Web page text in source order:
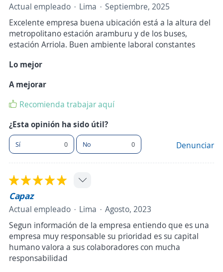
Actual empleado Lima
Septiembre, 2025
Excelente empresa buena ubicación está a la altura del
metropolitano estación aramburu y de los buses,
estación Arriola. Buen ambiente laboral constantes
Lo mejor
A mejorar
Recomienda trabajar aquí
¿Esta opinión ha sido útil?
Sí 0 No 0 Denunciar
Capaz
Actual empleado Lima
Agosto, 2023
Segun información de la empresa entiendo que es una
empresa muy responsable su prioridad es su capital
humano valora a sus colaboradores con mucha
responsabilidad